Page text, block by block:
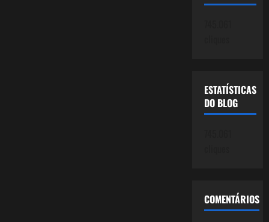
ESTATÍSTICAS
DO BLOG
COMENTÁRIOS